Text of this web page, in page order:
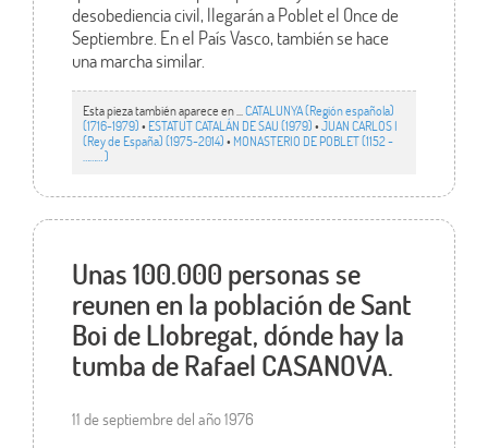
desobediencia civil, llegarán a Poblet el Once de
Septiembre. En el País Vasco, también se hace
una marcha similar.
Esta pieza también aparece en ... CATALUNYA (Región española)
(1716-1979)• ESTATUT CATALÁN DE SAU (1979)•JUAN CARLOS I
(Rey de España) (1975-2014)• MONASTERIO DE POBLET (1152 -
……… )
Unas 100.000 personas se
reunen en la población de Sant
Boi de Llobregat, dónde hay la
tumba de Rafael CASANOVA.
11 de septiembre del año 1976